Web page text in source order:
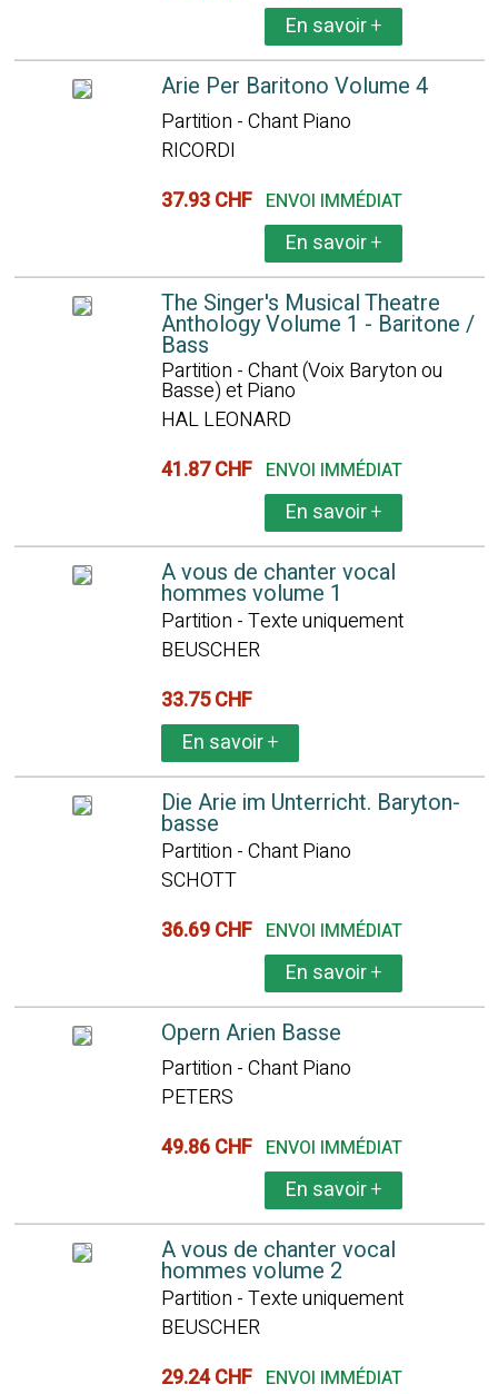
En savoir+
Arie Per Baritono Volume 4
Partition - Chant Piano
RICORDI
37.93 CHF ENVOI IMMÉDIAT
En savoir+
The Singer's Musical Theatre
Anthology Volume 1 - Baritone /
Bass
Partition - Chant (Voix Baryton ou
Basse) et Piano
HAL LEONARD
41.87 CHF ENVOI IMMÉDIAT
En savoir+
A vous de chanter vocal
hommes volume 1
Partition - Texte uniquement
BEUSCHER
33.75 CHF
En savoir+
Die Arie im Unterricht. Baryton-
basse
Partition - Chant Piano
SCHOTT
36.69 CHF ENVOI IMMÉDIAT
En savoir+
Opern Arien Basse
Partition - Chant Piano
PETERS
49.86 CHF ENVOI IMMÉDIAT
En savoir+
A vous de chanter vocal
hommes volume 2
Partition - Texte uniquement
BEUSCHER
29.24 CHF ENVOI IMMÉDIAT